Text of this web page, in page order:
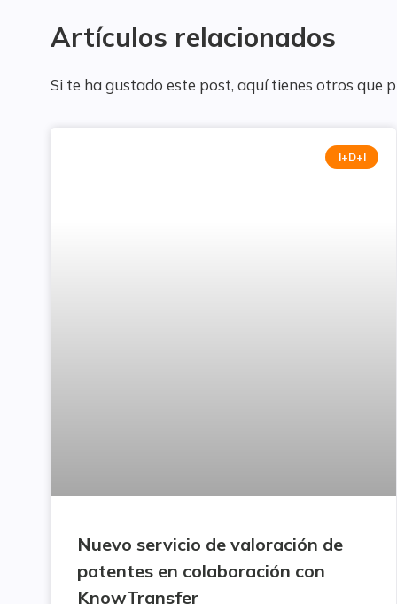
Artículos relacionados
Si te ha gustado este post, aquí tienes otros que
I+D+I
Nuevo servicio de valoración de
patentes en colaboración con
KnowTransfer